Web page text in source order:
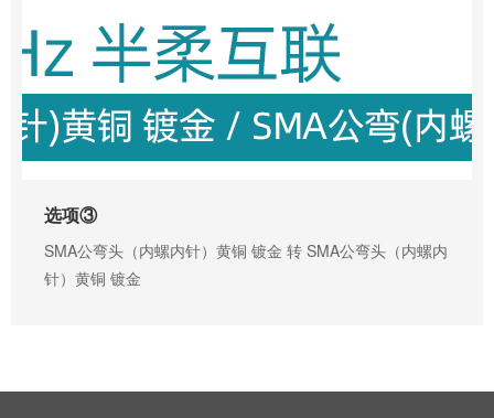
选项③
SMA公弯头（内螺内针）黄铜 镀金 转 SMA公弯头（内螺内
针）黄铜 镀金